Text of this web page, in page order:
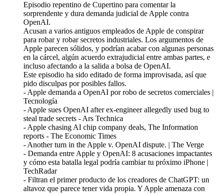
Episodio repentino de Cupertino para comentar la
sorprendente y dura demanda judicial de Apple contra
OpenAI.
Acusan a varios antiguos empleados de Apple de conspirar
para robar y robar secretos industriales. Los argumentos de
Apple parecen sólidos, y podrían acabar con algunas personas
en la cárcel, algún acuerdo extrajudicial entre ambas partes, e
incluso afectando a la salida a bolsa de OpenAI.
Este episodio ha sido editado de forma improvisada, así que
pido disculpas por posibles fallos.
- Apple demanda a OpenAI por robo de secretos comerciales |
Tecnología
- Apple sues OpenAI after ex-engineer allegedly used bug to
steal trade secrets - Ars Technica
- Apple chasing AI chip company deals, The Information
reports - The Economic Times
- Another turn in the Apple v. OpenAI dispute. | The Verge
- Demanda entre Apple y OpenAI: 8 acusaciones impactantes
y cómo esta batalla legal podría cambiar tu próximo iPhone |
TechRadar
- Filtran el primer producto de los creadores de ChatGPT: un
altavoz que parece tener vida propia. Y Apple amenaza con